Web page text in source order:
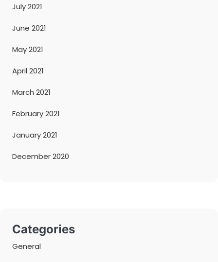
July 2021
June 2021
May 2021
April 2021
March 2021
February 2021
January 2021
December 2020
Categories
General